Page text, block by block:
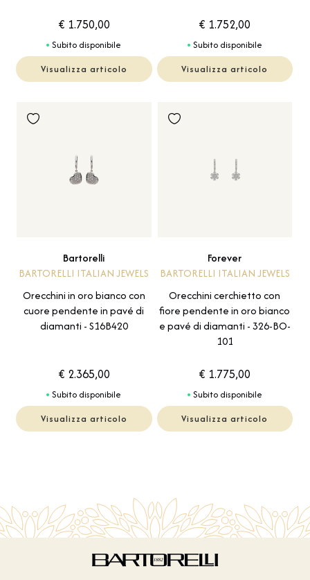
€ 1.750,00
Subito disponibile
Visualizza articolo
€ 1.752,00
Subito disponibile
Visualizza articolo
Bartorelli
BARTORELLI ITALIAN JEWELS
Orecchini in oro bianco con
cuore pendente in pavé di
diamanti - S16B420
€ 2.365,00
Subito disponibile
Visualizza articolo
Forever
BARTORELLI ITALIAN JEWELS
Orecchini cerchietto con
fiore pendente in oro bianco
e pavé di diamanti - 326-BO-
101
€ 1.775,00
Subito disponibile
Visualizza articolo